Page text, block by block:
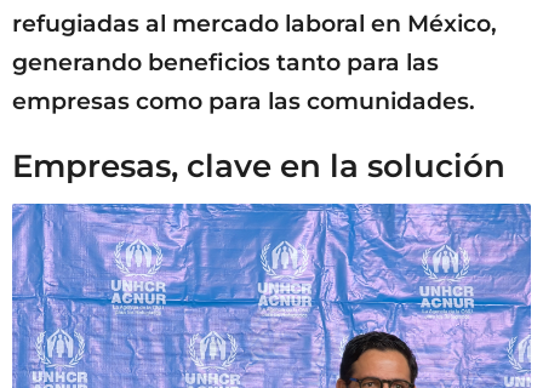
refugiadas al mercado laboral en México,
generando beneficios tanto para las
empresas como para las comunidades.
Empresas, clave en la solución